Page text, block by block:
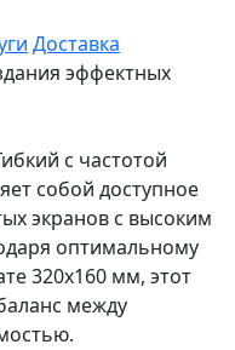
Доставка
эффектных
с частотой
собой доступное
экранов с высоким
оптимальному
320x160 мм, этот
между